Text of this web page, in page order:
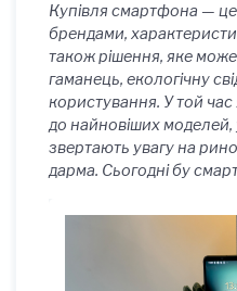
Купівля смартфона —
брендами,
також рішення, яке
гаманець, екологічну
користування. У той
до найновіших моделей,
звертають увагу на
дарма. Сьогодні бу